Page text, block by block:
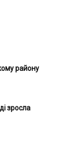
району
зросла